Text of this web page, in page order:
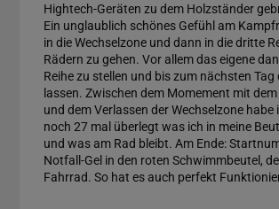
Hightech-Geräten zu dem Holzständer
Ein unglaublich schönes Gefühl am
in die Wechselzone und dann in die dritte
Rädern zu gehen. Vor allem das eigene
Reihe zu stellen und bis zum nächsten Tag
lassen. Zwischen dem Momement mit
und dem Verlassen der Wechselzone
noch 27 mal überlegt was ich in meine
und was am Rad bleibt. Am Ende:
Notfall-Gel in den roten Schwimmbeutel,
Fahrrad. So hat es auch perfekt